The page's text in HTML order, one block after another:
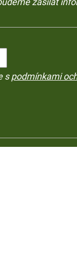
spodmínkami